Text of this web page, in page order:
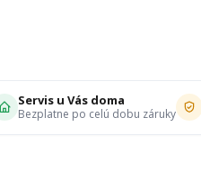
Servis u Vás doma
Bezplatne po celú dobu záruky